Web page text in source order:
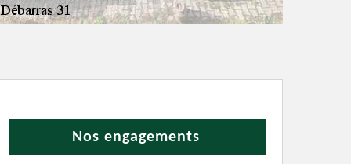
Nos engagements